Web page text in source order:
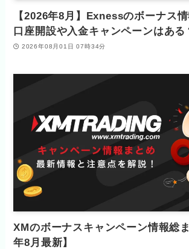
【2026年8月】Exnessのボーナス情
口座開設や入金キャンペーンはある
2026年08月01日 07時34分
XMのボーナスキャンペーン情報総
年8月最新】